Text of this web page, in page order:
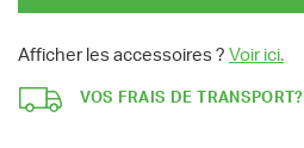
Afficher les accessoires ? Voir ici.
VOS FRAIS DE TRANSPORT?